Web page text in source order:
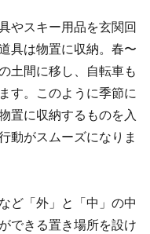
やスキー用品を玄関回
具は物置に収納。春〜
土間に移し、自転車も
す。このように季節に
置に収納するものを入
動がスムーズになりま
ど「外」と「中」の中
できる置き場所を設け